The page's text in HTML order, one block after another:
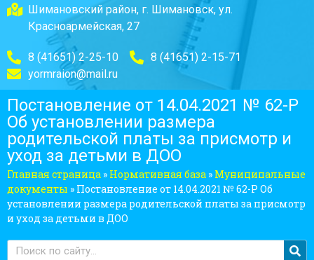
Шимановский район, г. Шимановск, ул.
Красноармейская, 27
8 (41651) 2-25-10
8 (41651) 2-15-71
yormraion@mail.ru
Постановление от 14.04.2021 № 62-Р
Об установлении размера
родительской платы за присмотр и
уход за детьми в ДОО
Главная страница » Нормативная база » Муниципальные
документы » Постановление от 14.04.2021 № 62-Р Об
установлении размера родительской платы за присмотр
и уход за детьми в ДОО